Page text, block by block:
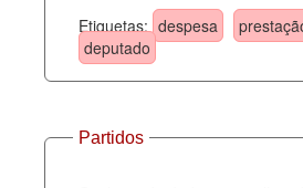
Etiquetas: despesa
deputado
Partidos